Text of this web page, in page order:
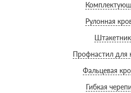
Рулонная
Штакетник
Профнастил для
Фальцевая
Гибкая